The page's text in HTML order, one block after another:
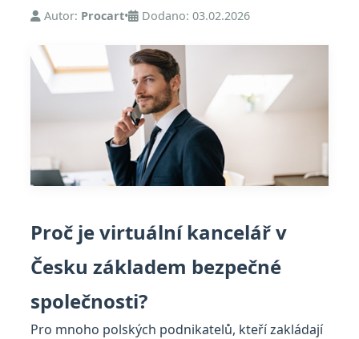
Autor: Procart• Dodano: 03.02.2026
Proč je virtuální kancelář v
Česku základem bezpečné
společnosti?
Pro mnoho polských podnikatelů, kteří zakládají